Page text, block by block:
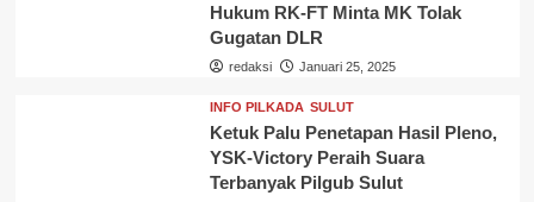
Hukum RK-FT Minta MK Tolak
Gugatan DLR
redaksi Januari 25, 2025
INFO PILKADA SULUT
Ketuk Palu Penetapan Hasil Pleno,
YSK-Victory Peraih Suara
Terbanyak Pilgub Sulut